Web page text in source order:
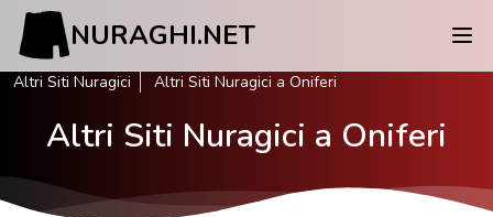
NURAGHI.NET
Altri Siti Nuragici Altri Siti Nuragici a Oniferi
Altri Siti Nuragici a Oniferi